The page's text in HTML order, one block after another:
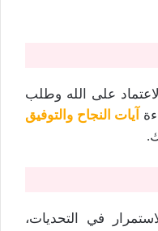
على الله وطلب
آيات النجاح والتوفيق
في التحديات،